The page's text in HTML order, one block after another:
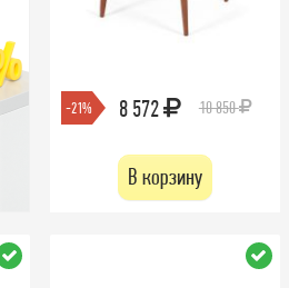
-21% 8 572 10 850
В корзину